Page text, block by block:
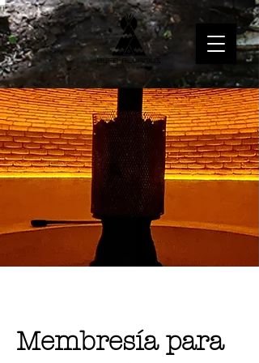
Membresía para